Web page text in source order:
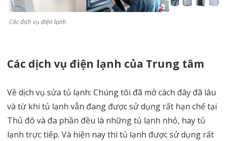
Các dịch vụ điện lạnh
Các dịch vụ điện lạnh của Trung tâm
Về dịch vụ sửa tủ lạnh: Chúng tôi đã mở cách đây đã lâu
và từ khi tủ lạnh vẫn đang được sử dụng rất hạn chế tại
Thủ đô và đa phần đều là những tủ lạnh nhỏ, hay tủ
lạnh trực tiếp. Và hiện nay thì tủ lạnh được sử dụng rất